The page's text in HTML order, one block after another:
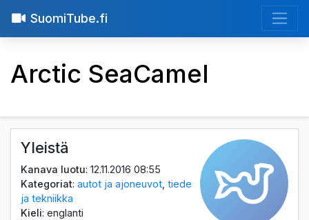
SuomiTube.fi
Arctic SeaCamel
Yleistä
Kanava luotu: 12.11.2016 08:55
Kategoriat:autot ja ajoneuvot ,tiede
ja tekniikka
Kieli: englanti